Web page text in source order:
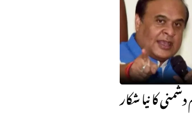
کا نیا شکار